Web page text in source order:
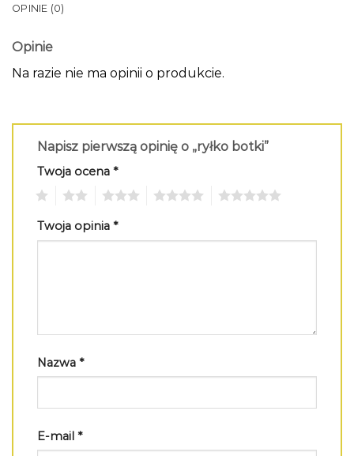
OPINIE (0)
Opinie
Na razie nie ma opinii o produkcie.
Napisz pierwszą opinię o „ryłko botki”
Twoja ocena *
Twoja opinia *
Nazwa *
E-mail *